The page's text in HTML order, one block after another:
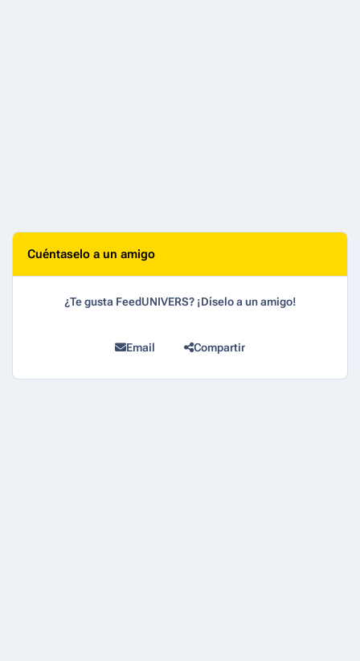
Cuéntaselo a un amigo
¿Te gusta FeedUNIVERS? ¡Díselo a un amigo!
Email Compartir